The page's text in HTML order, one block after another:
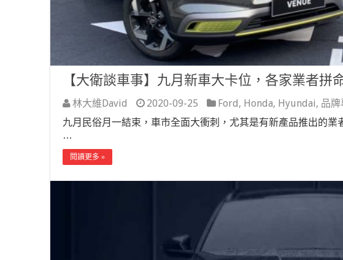
【大衛談車事】九月新車大卡位，各家業者拼
林大維David 2020-09-25 Ford, Honda, Hyundai, 品牌
九月民俗月一結束，車市全面大衝刺，尤其是有新產品推出的
…
閱讀更多 »